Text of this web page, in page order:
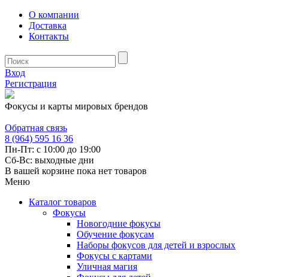
О компании
Доставка
Контакты
Вход
Регистрация
Фокусы и карты мировых брендов
Обратная связь
8 (964) 595 16 36
Пн-Пт: с 10:00 до 19:00
Сб-Вс: выходные дни
В вашей корзине пока нет товаров
Меню
Каталог товаров
Фокусы
Новогодние фокусы
Обучение фокусам
Наборы фокусов для детей и взрослых
Фокусы с картами
Уличная магия